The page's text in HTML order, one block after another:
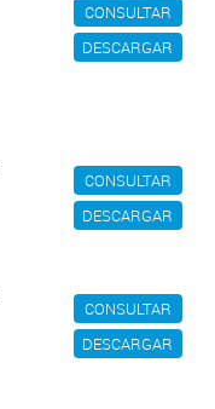
CONSULTAR
DESCARGAR
CONSULTAR
DESCARGAR
CONSULTAR
DESCARGAR